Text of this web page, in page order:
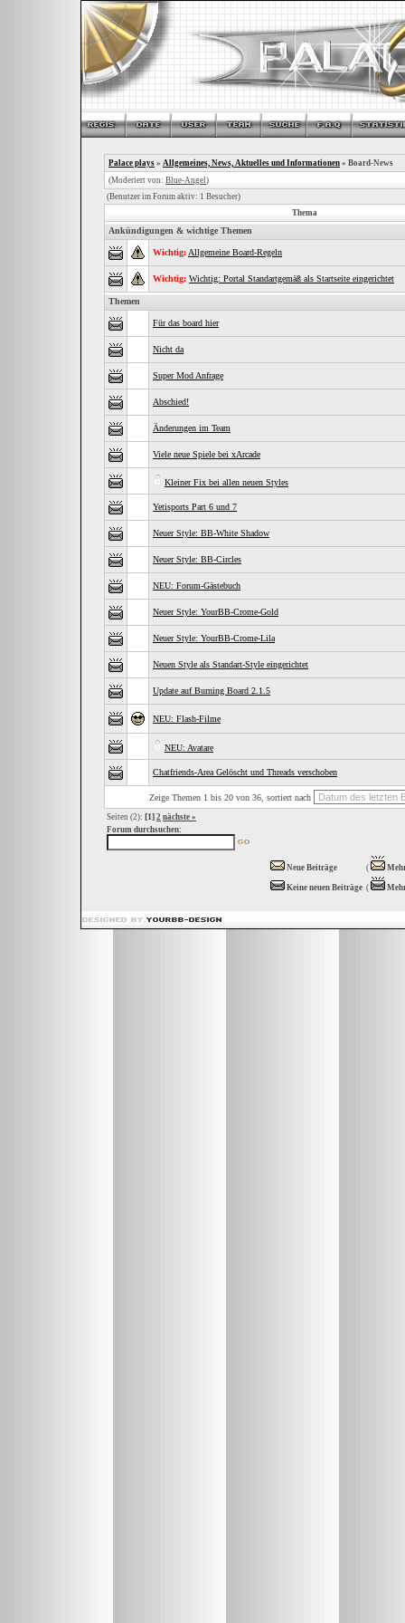
Palace plays » Allgemeines, News, Aktuelles und Informationen » Board-News
(Moderiert von: Blue-Angel)
(Benutzer im Forum aktiv: 1 Besucher)
Thema
Ankündigungen & wichtige Themen
Wichtig: Allgemeine Board-Regeln
Wichtig: Wichtig: Portal Standartgemäß als Startseite eingerichtet
Themen
Für das board hier
Nicht da
Super Mod Anfrage
Abschied!
Änderungen im Team
Viele neue Spiele bei xArcade
Kleiner Fix bei allen neuen Styles
Yetisports Part 6 und 7
Neuer Style: BB-White Shadow
Neuer Style: BB-Circles
NEU: Forum-Gästebuch
Neuer Style: YourBB-Crome-Gold
Neuer Style: YourBB-Crome-Lila
Neuen Style als Standart-Style eingerichtet
Update auf Burning Board 2.1.5
NEU: Flash-Filme
NEU: Avatare
Chatfriends-Area Gelöscht und Threads verschoben
Zeige Themen 1 bis 20 von 36, sortiert nach
Seiten (2): [1] 2 nächste »
Forum durchsuchen:
Neue Beiträge (
Keine neuen Beiträge (